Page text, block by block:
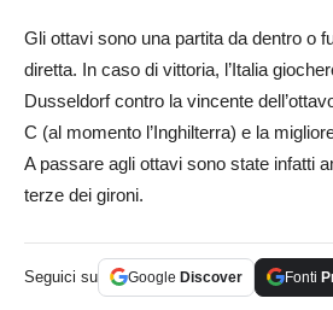
Gli ottavi sono una partita da dentro o
diretta. In caso di vittoria, l’Italia
Dusseldorf contro la vincente
C (al momento l’Inghilterra) e la
A passare agli ottavi sono state infatti
terze dei gironi.
Seguici su Google Discover Fonti